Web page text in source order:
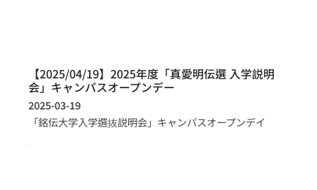
【2025/04/19】2025年度「真愛明伝選 入学説明
会」キャンパスオープンデー
2025-03-19
「銘伝大学入学選抜説明会」キャンパスオープンデイ